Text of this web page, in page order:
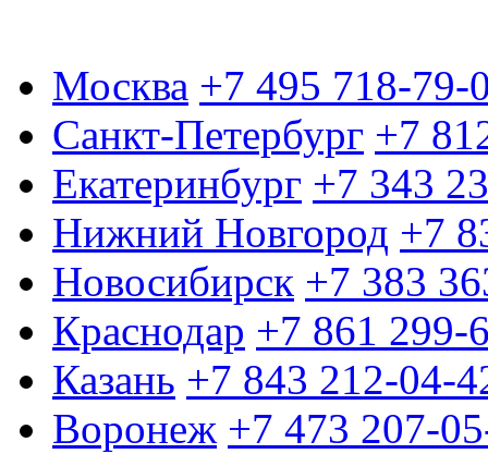
Москва +7 495 718-79-
Санкт-Петербург +7
Екатеринбург +7 343
Нижний Новгород +7
Новосибирск +7 383
Краснодар +7 861 299-
Казань +7 843 212-04-
Воронеж +7 473 207-